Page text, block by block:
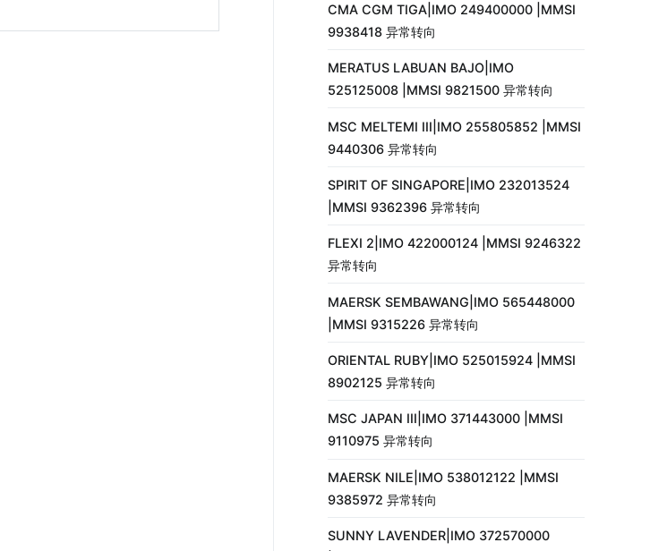
CMA CGM TIGA|IMO 249400000 |MMSI
9938418 异常转向
MERATUS LABUAN BAJO|IMO
525125008 |MMSI 9821500 异常转向
MSC MELTEMI III|IMO 255805852 |MMSI
9440306 异常转向
SPIRIT OF SINGAPORE|IMO 232013524
|MMSI 9362396 异常转向
FLEXI 2|IMO 422000124 |MMSI 9246322
异常转向
MAERSK SEMBAWANG|IMO 565448000
|MMSI 9315226 异常转向
ORIENTAL RUBY|IMO 525015924 |MMSI
8902125 异常转向
MSC JAPAN III|IMO 371443000 |MMSI
9110975 异常转向
MAERSK NILE|IMO 538012122 |MMSI
9385972 异常转向
SUNNY LAVENDER|IMO 372570000